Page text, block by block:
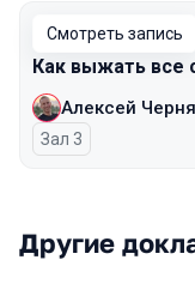
Смотреть запись
Как выжать все
Алексей
Зал 3
Другие